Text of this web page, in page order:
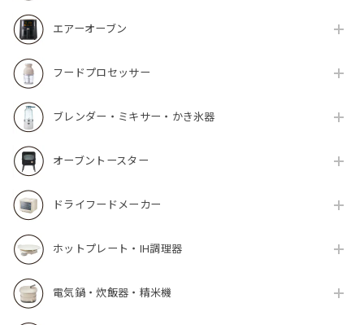
エアーオーブン
フードプロセッサー
ブレンダー・ミキサー・かき氷器
オーブントースター
ドライフードメーカー
ホットプレート・IH調理器
電気鍋・炊飯器・精米機